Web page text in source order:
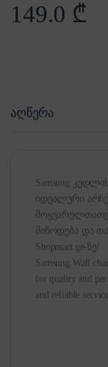
149.0 ₾
აღწერა
Samsung
იდეალური
მიწოდება და
Shopmart.ge-ზე!
Samsung Wall
for quality and
and reliable